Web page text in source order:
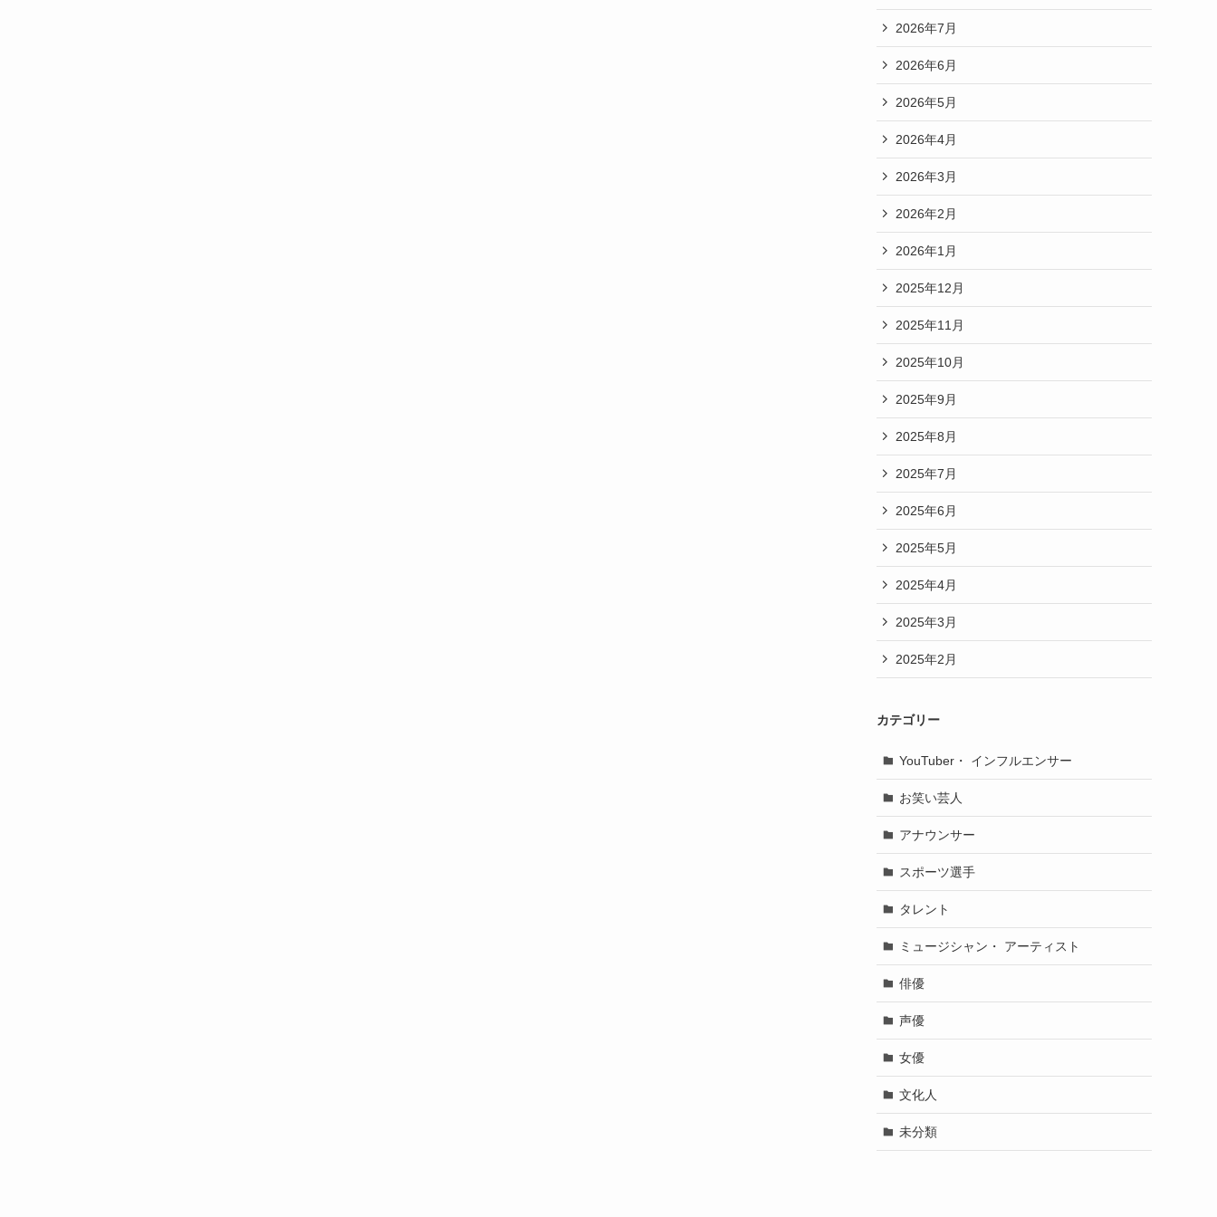
2026年7月
2026年6月
2026年5月
2026年4月
2026年3月
2026年2月
2026年1月
2025年12月
2025年11月
2025年10月
2025年9月
2025年8月
2025年7月
2025年6月
2025年5月
2025年4月
2025年3月
2025年2月
カテゴリー
YouTuber・ インフルエンサー
お笑い芸人
アナウンサー
スポーツ選手
タレント
ミュージシャン・ アーティスト
俳優
声優
女優
文化人
未分類